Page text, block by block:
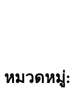
หมวดหมู่: